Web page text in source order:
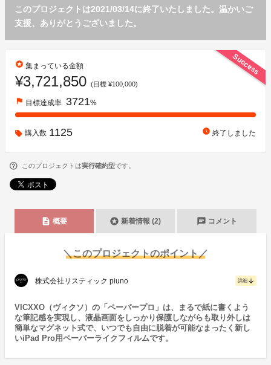
このプロジェクトは2021/03/14に終了いたしました。温かいご
支援、ありがとうございました。
Success
stars 集まっている金額
¥3,721,850 (目標 ¥100,000)
flag 目標達成率 3721%
購入数 1125 watch_later 終了しました
このプロジェクトは実行確約型です。
description 概要 stars 新着情報 (2) chat コメント
＼このプロジェクトのポイント／
株式会社リスティック piuno 詳細 arrow_downward
VICXXO（ヴィクソ）の「ペーパープロ」は、まるで紙に書くよう
な筆記感を実現し、液晶画面をしっかり保護しながらも取り外しは
簡単なマグネット式で、いつでも自由に脱着が可能なまったく新し
いiPad Pro用ペーパーライクフィルムです。